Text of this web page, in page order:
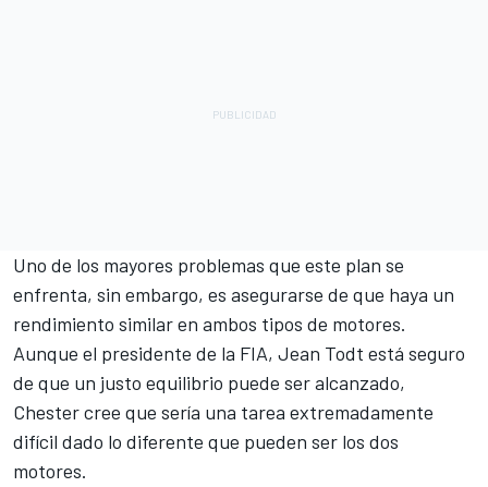
Uno de los mayores problemas que este plan se
enfrenta, sin embargo, es asegurarse de que haya un
rendimiento similar en ambos tipos de motores.
Aunque el presidente de la FIA, Jean Todt está seguro
de que un justo equilibrio puede ser alcanzado,
Chester cree que sería una tarea extremadamente
difícil dado lo diferente que pueden ser los dos
motores.